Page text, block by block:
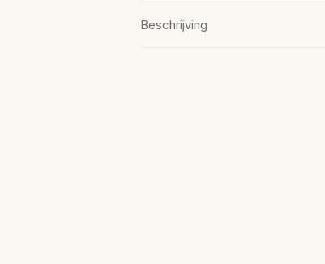
Beschrijving